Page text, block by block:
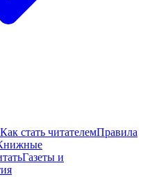
Как стать читателемПравила
Газеты и